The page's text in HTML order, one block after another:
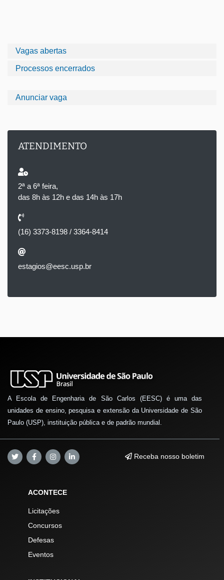
Vagas abertas
Processos encerrados
Anunciar vaga
ATENDIMENTO
2ª a 6ª feira,
das 8h às 12h e das 14h às 17h
(16) 3373-8198 / 3364-8414
estagios@eesc.usp.br
A Escola de Engenharia de São Carlos (EESC) é uma das
unidades de ensino, pesquisa e extensão da Universidade de São
Paulo (USP), instituição pública e de padrão mundial.
Receba nosso boletim
ACONTECE
Licitações
Concursos
Defesas
Eventos